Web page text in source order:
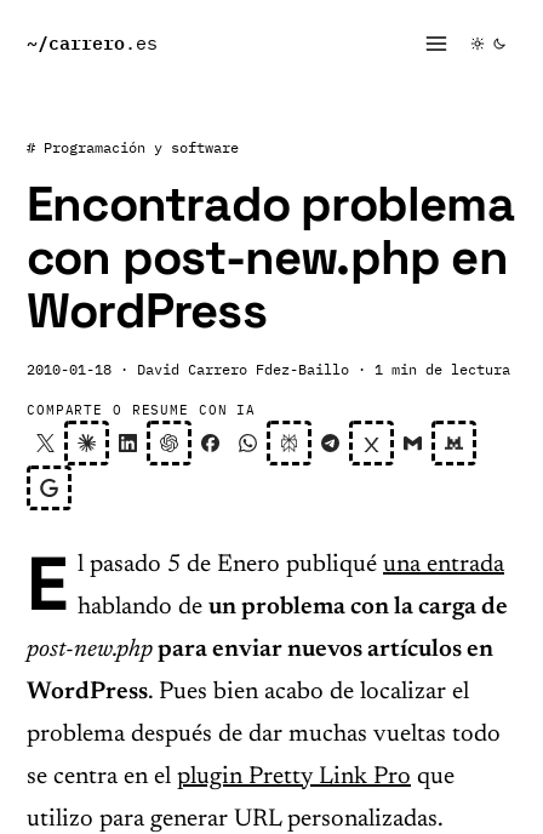
~/carrero.es
# Programación y software
Encontrado problema
con post-new.php en
WordPress
2010-01-18 · David Carrero Fdez-Baillo · 1 min de lectura
COMPARTE O RESUME CON IA
E l pasado 5 de Enero publiqué una entrada
hablando de un problema con la carga de
post-new.php para enviar nuevos artículos en
WordPress. Pues bien acabo de localizar el
problema después de dar muchas vueltas todo
se centra en el plugin Pretty Link Pro que
utilizo para generar URL personalizadas.